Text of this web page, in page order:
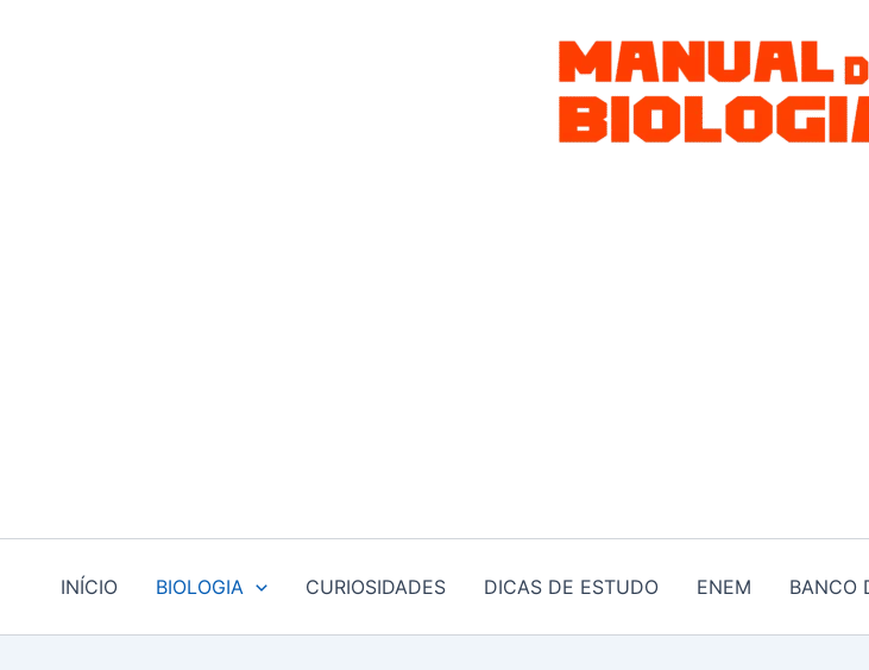
INÍCIO BIOLOGIA CURIOSIDADES DICAS DE ESTUDO ENEM BANCO